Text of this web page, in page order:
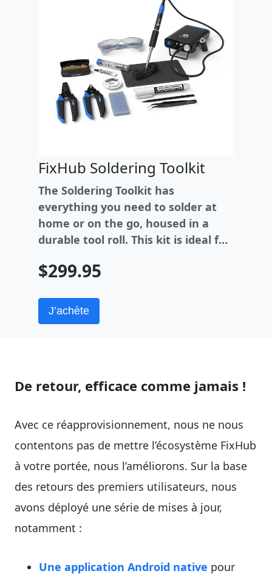
FixHub Soldering Toolkit
The Soldering Toolkit has
everything you need to solder at
home or on the go, housed in a
durable tool roll. This kit is ideal for
with high-quality tools designed for
$299.95
J’achète
De retour, efficace comme jamais !
Avec ce réapprovisionnement, nous ne nous
contentons pas de mettre l’écosystème FixHub
à votre portée, nous l’améliorons. Sur la base
des retours des premiers utilisateurs, nous
avons déployé une série de mises à jour,
notamment :
Une application Android native pour